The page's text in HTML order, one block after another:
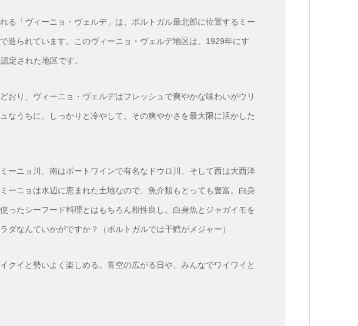
る「ヴィーニョ・ヴェルデ」は、ポルトガル最北部に位置するミー
造られています。このヴィーニョ・ヴェルデ地区は、1929年にす
定された地区です。
おり、ヴィーニョ・ヴェルデはフレッシュで爽やかな味わいがウリ
なうちに、しっかりと冷やして、その爽やかさを最大限に活かした
ーニョ川、南はポートワインで有名なドウロ川、そして西は大西洋
ーニョは水辺に恵まれた土地なので、魚介類もとっても豊富。白身
ったシーフード料理とはもちろん相性良し。白身魚とジャガイモを
ダなんていかがですか？（ポルトガルでは干鱈がメジャー）
クイと勢いよく楽しめる。青空の広がる日や、みんなでワイワイと